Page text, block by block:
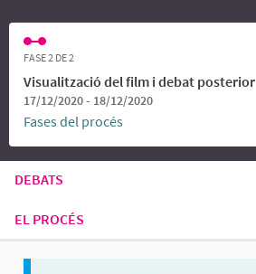
FASE 2 DE 2
Visualització del film i debat posterior
17/12/2020 - 18/12/2020
Fases del procés
DEBATS
EL PROCÉS